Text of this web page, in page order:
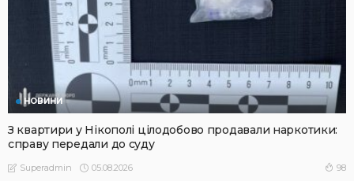
НОВИНИ
З квартири у Нікополі цілодобово продавали наркотики:
справу передали до суду
Superadmin 05.08.2026 98